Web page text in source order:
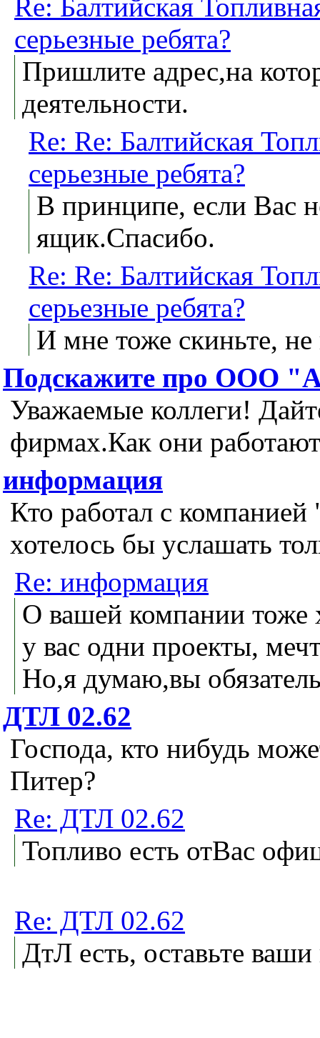
Re: Балтийская
серьезные ребята?
Пришлите адрес,на
деятельности.
Re: Re: Балтийская
серьезные ребята?
В принципе, если Вас
ящик.Спасибо.
Re: Re: Балтийская
серьезные ребята?
И мне тоже скиньте,
Подскажите про ООО
Уважаемые коллеги!
фирмах.Как они
информация
Кто работал с
хотелось бы услашать
Re: информация
О вашей компании тоже
у вас одни проекты,
Но,я думаю,вы
ДТЛ 02.62
Господа, кто нибудь
Питер?
Re: ДТЛ 02.62
Топливо есть отВас
Re: ДТЛ 02.62
ДтЛ есть, оставьте